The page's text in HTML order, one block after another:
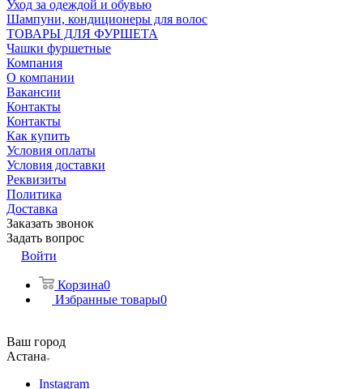
Уход за одеждой и обувью
Шампуни, кондиционеры для волос
ТОВАРЫ ДЛЯ ФУРШЕТА
Чашки фуршетные
Компания
О компании
Вакансии
Контакты
Контакты
Как купить
Условия оплаты
Условия доставки
Реквизиты
Политика
Доставка
Заказать звонок
Задать вопрос
Войти
Корзина0
Избранные товары0
Ваш город
Астана
Instagram